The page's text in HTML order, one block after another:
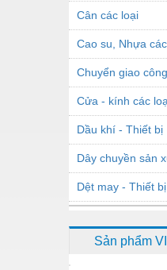
Cân các loại
Cao su, Nhựa
Chuyển giao
Cửa - kính các
Dầu khí - Thiết bị
Dây chuyền sản
Dệt may - Thiết bị
Dịch vụ - Thi công
Sản phẩm